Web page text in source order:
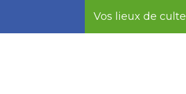
Vos lieux de culte